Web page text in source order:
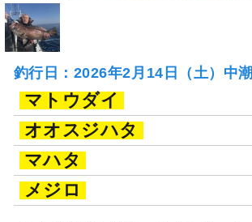
釣行日：2026年2月14日（土）中潮
マトウダイ
オオスジハタ
マハタ
メジロ